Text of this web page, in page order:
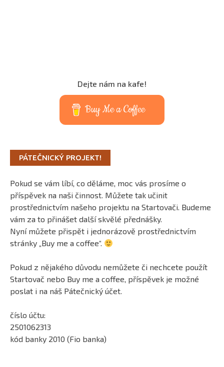
Dejte nám na kafe!
Buy Me a Coffee
PÁTEČNICKÝ PROJEKT!
Pokud se vám líbí, co děláme, moc vás prosíme o
příspěvek na naši činnost. Můžete tak učinit
prostřednictvím našeho projektu na Startovači. Budeme
vám za to přinášet další skvělé přednášky.
Nyní můžete přispět i jednorázově prostřednictvím
stránky „Buy me a coffee“.
Pokud z nějakého důvodu nemůžete či nechcete použít
Startovač nebo Buy me a coffee, příspěvek je možné
poslat i na náš Pátečnický účet.
číslo účtu:
2501062313
kód banky 2010 (Fio banka)